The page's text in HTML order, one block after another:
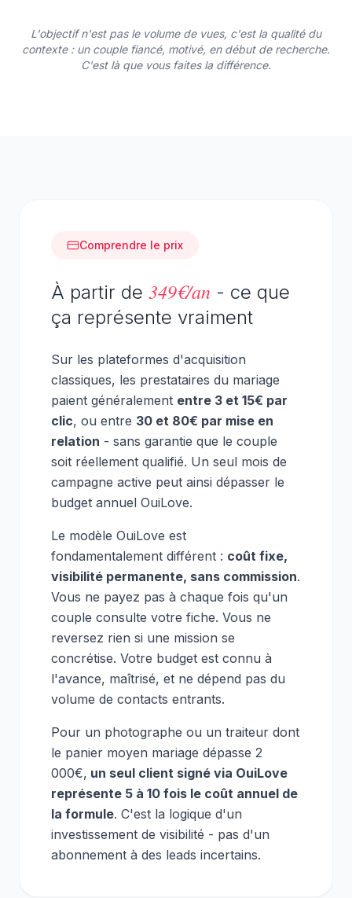
L'objectif n'est pas le volume de vues, c'est la qualité du
contexte : un couple fiancé, motivé, en début de recherche.
C'est là que vous faites la différence.
Comprendre le prix
À partir de 349€/an - ce que
ça représente vraiment
Sur les plateformes d'acquisition
classiques, les prestataires du mariage
paient généralement entre 3 et 15€ par
clic, ou entre 30 et 80€ par mise en
relation - sans garantie que le couple
soit réellement qualifié. Un seul mois de
campagne active peut ainsi dépasser le
budget annuel OuiLove.
Le modèle OuiLove est
fondamentalement différent : coût fixe,
visibilité permanente, sans commission.
Vous ne payez pas à chaque fois qu'un
couple consulte votre fiche. Vous ne
reversez rien si une mission se
concrétise. Votre budget est connu à
l'avance, maîtrisé, et ne dépend pas du
volume de contacts entrants.
Pour un photographe ou un traiteur dont
le panier moyen mariage dépasse 2
000€, un seul client signé via OuiLove
représente 5 à 10 fois le coût annuel de
la formule. C'est la logique d'un
investissement de visibilité - pas d'un
abonnement à des leads incertains.